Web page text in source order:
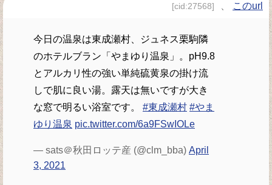
[cid:27568] このurl
今日の温泉は東成瀬村、ジュネス栗駒隣
のホテルブラン「やまゆり温泉」。pH9.8
とアルカリ性の強い単純硫黄泉の掛け流
しで肌に良い湯。露天は無いですが大き
な窓で明るい浴室です。 #東成瀬村 #やま
ゆり温泉 pic.twitter.com/6a9FSwIOLe
— sats＠秋田ロッテ産 (@clm_bba) April
3, 2021